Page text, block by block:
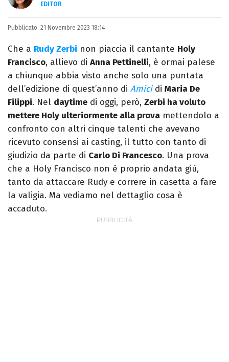
EDITOR
LINKEDIN
INSTAGRAM FACEBOOK SITO
Scrittrice, copywriter, editor e pubblicista
mantovana, laureata in Lettere, Cinema e
Tv. Ha due libri all’attivo e ama la scrittura
alla follia.
Pubblicato: 21 Novembre 2023 18:14
Che a Rudy Zerbi non piaccia il cantante Holy
Francisco, allievo di Anna Pettinelli, è ormai palese
a chiunque abbia visto anche solo una puntata
dell’edizione di quest’anno di Amici di Maria De
Filippi. Nel daytime di oggi, però, Zerbi ha voluto
mettere Holy ulteriormente alla prova mettendolo a
confronto con altri cinque talenti che avevano
ricevuto consensi ai casting, il tutto con tanto di
giudizio da parte di Carlo Di Francesco. Una prova
che a Holy Francisco non è proprio andata giù,
tanto da attaccare Rudy e correre in casetta a fare
la valigia. Ma vediamo nel dettaglio cosa è
accaduto.